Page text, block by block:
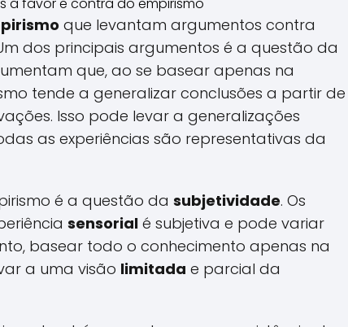
que levantam argumentos contra
dos principais argumentos é a questão da
que, ao se basear apenas na
tende a generalizar conclusões a partir de
Isso pode levar a generalizações
as experiências são representativas da
é a questão da subjetividade. Os
sensorial é subjetiva e pode variar
basear todo o conhecimento apenas na
a uma visão limitada e parcial da